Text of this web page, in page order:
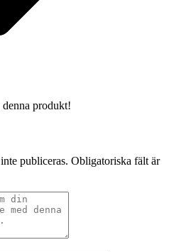
denna produkt!
publiceras. Obligatoriska fält är